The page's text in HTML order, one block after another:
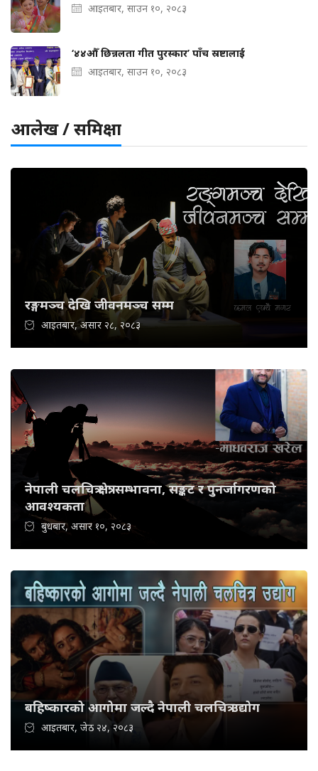
आइतबार, साउन १०, २०८३
‘४४औँ छिन्नलता गीत पुरस्कार’ पाँच स्रष्टालाई
आइतबार, साउन १०, २०८३
आलेख / समिक्षा
रङ्गमञ्च देखि जीवनमञ्च सम्म
आइतबार, असार २८, २०८३
नेपाली चलचित्र क्षेत्र: सम्भावना, सङ्कट र पुनर्जागरणको
आवश्यकता
बुधबार, असार १०, २०८३
बहिष्कारको आगोमा जल्दै नेपाली चलचित्र उद्योग
आइतबार, जेठ २४, २०८३